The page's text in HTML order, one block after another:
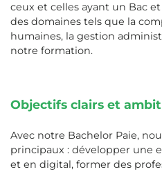
ceux et celles ayant un Bac
des domaines tels que la
humaines, la gestion
notre formation.
Objectifs clairs et
Avec notre Bachelor Paie,
principaux : développer une
et en digital, former des